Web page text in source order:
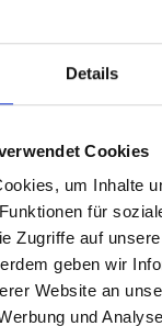
Details
Cookies
um Inhalte
für
Zugriffe auf
geben wir
Website an
und
zum
runder
Rossette, wird nur